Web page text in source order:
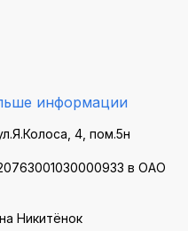
информации
4, пом.5н
в ОАО
Никитёнок